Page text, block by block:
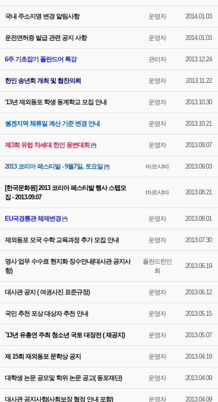
국내 주소지명 변경 알림사항 운영자 2014.01.03
운전면허증 발급 관련 공지 사항 운영자 2014.01.03
6주 기초잡기 폴란드어 특강 관리자 2013.12.24
한인 송년회 개최 및 협찬의뢰 운영자 2013.11.22
'13년 재외동포 학생 동계학교 모집 안내 운영자 2013.10.30
쉥겐지역 체류일 계산 기준 변경 안내 운영자 2013.10.21
제3회 유럽 차세대 한인 웅변대회 운영자 2013.09.07
2013 코리아 페스티발 - 9월7일, 토요일 바르샤바 2013.09.03
[한국문화원] 2013 코리아 페스티발 행사 스텝모
집 - 2013.09.07
바르샤바 2013.08.21
EU국경통관 체제변경 운영자 2013.08.01
재외동포 모국 수학 교육과정 추가 모집 안내 운영자 2013.07.30
영사 업무 수수료 현지화 징수안내(대사관 공지사
항)
폴란드한인
회
2013.06.19
대사관 공지 ( 여권사진 표준규정) 운영자 2013.06.12
국민 추천 포상 대상자 추천 안내 운영자 2013.05.15
`13년 유총연 주최 청소년 국토 대장전 ( 재공지) 운영자 2013.05.07
제 15회 재외동포 문학상 공지 운영자 2013.04.19
대학생 논문 공모및 학위 논문 공고( 동포재단) 운영자 2013.04.09
대사관 공지사항(사회보장 협정 안내 포함) 운영자 2013.04.09